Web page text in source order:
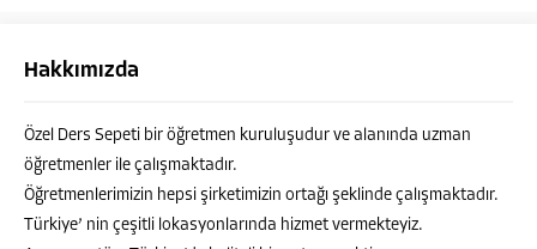
Hakkımızda
Özel Ders Sepeti bir öğretmen kuruluşudur ve alanında uzman
öğretmenler ile çalışmaktadır.
Öğretmenlerimizin hepsi şirketimizin ortağı şeklinde çalışmaktadır.
Türkiye’ nin çeşitli lokasyonlarında hizmet vermekteyiz.